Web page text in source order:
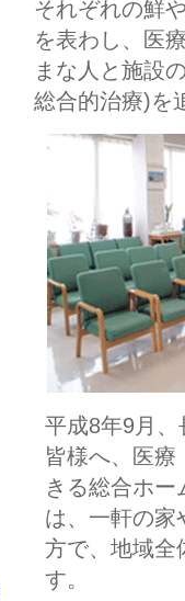
それぞれの鮮
を表わし、医
まな人と施設
総合的治療)を
平成8年9月
皆様へ、医療
きる総合ホ
は、一軒の家
方で、地域全
す。